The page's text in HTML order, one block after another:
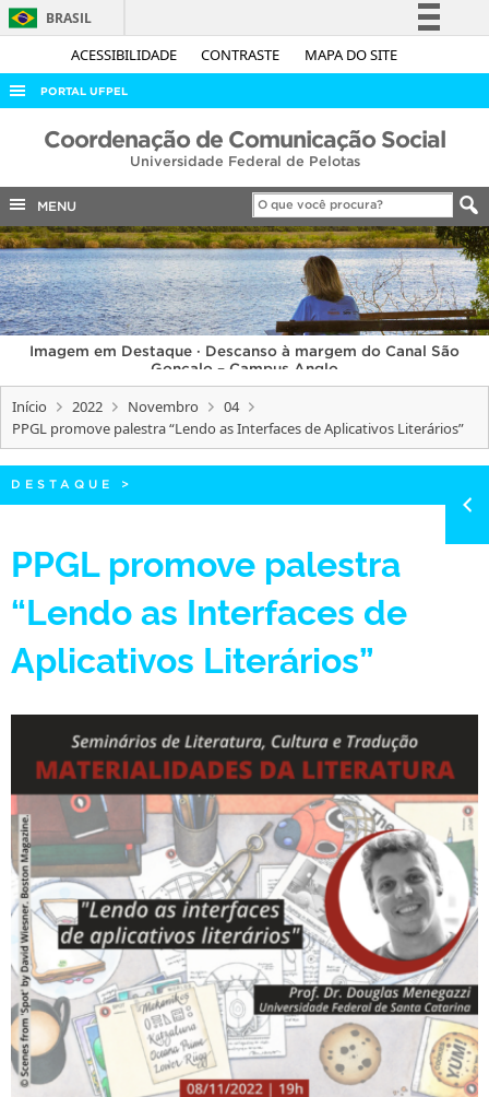
ACESSIBILIDADE CONTRASTE MAPA DO SITE
BRASIL
Simplifique!
Acesso à informação
Legislação
Canais
PORTAL UFPEL
ACESSO À INFORMAÇÃO
COBALTO
CONCURSOS
EDITAIS
INTERNACIONAL
OUVIDORIA
PORTARIAS
TELEFONES
Coordenação de Comunicação Social
Universidade Federal de Pelotas
MENU
Imagem em Destaque · Descanso à margem do Canal São
Gonçalo – Campus Anglo
Início 2022 Novembro
04
PPGL promove palestra “Lendo as Interfaces de Aplicativos Literários”
DESTAQUE >
PPGL promove palestra
“Lendo as Interfaces de
Aplicativos Literários”